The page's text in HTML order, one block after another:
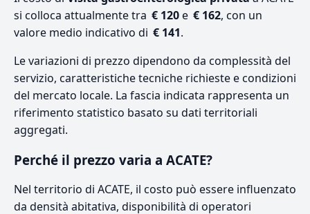
si colloca attualmente tra € 120e € 162, con un
valore medio indicativo di € 141.
Le variazioni di prezzo dipendono da complessità del
servizio, caratteristiche tecniche richieste e condizioni
del mercato locale. La fascia indicata rappresenta un
riferimento statistico basato su dati territoriali
aggregati.
Perché il prezzo varia a ACATE?
Nel territorio di ACATE, il costo può essere influenzato
da densità abitativa, disponibilità di operatori